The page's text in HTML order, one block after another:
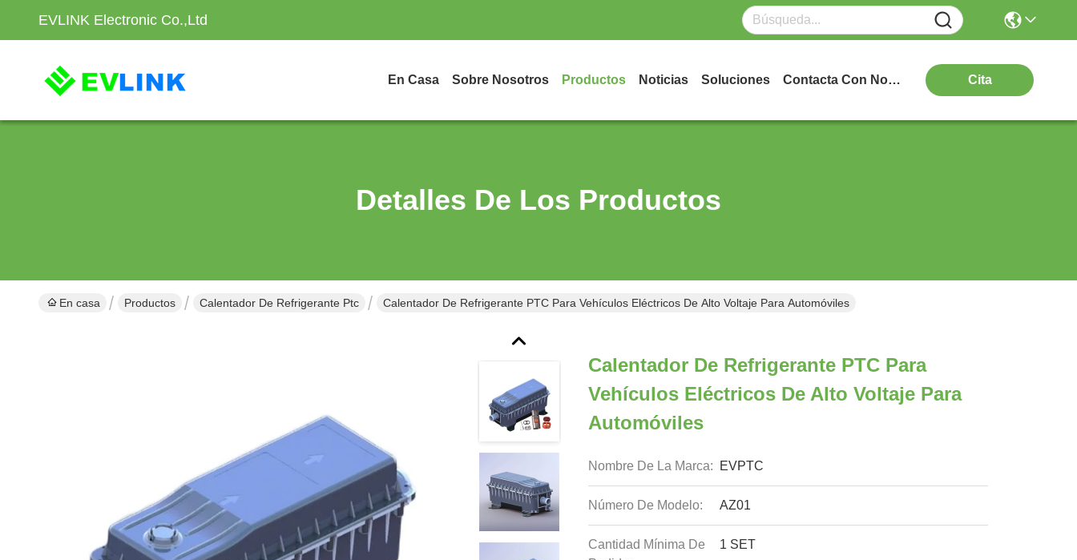
EVLINK Electronic Co.,Ltd
En Casa Sobre Nosotros Productos Noticias Soluciones Contacta Con Nosotros Cita
Detalles De Los Productos
En casa Productos Calentador De Refrigerante Ptc Calentador De Refrigerante PTC Para Vehículos Eléctricos De Alto Voltaje Para Automóviles
Calentador De Refrigerante PTC Para
Vehículos Eléctricos De Alto Voltaje Para
Automóviles
Nombre De La Marca: EVPTC
Número De Modelo: AZ01
Cantidad Mínima De
1 SET